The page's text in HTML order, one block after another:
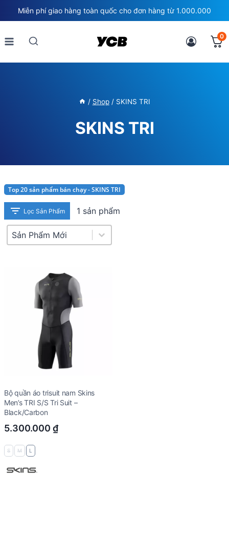
to
content
Miễn phí giao hàng toàn quốc cho đơn hàng từ 1.000.000
0
/ Shop / SKINS TRI
SKINS TRI
Top 20 sản phẩm bán chạy - SKINS TRI
Lọc Sản Phẩm 1 sản phẩm
Product Sort
Sort content
Bộ quần áo trisuit nam Skins
Men’s TRI S/S Tri Suit –
Black/Carbon
5.300.000 ₫
S M L